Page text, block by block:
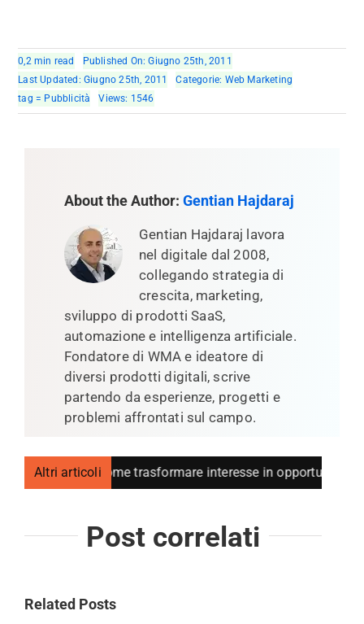
0,2 min read
Published On: Giugno 25th, 2011
Last Updated: Giugno 25th, 2011
Categorie: Web Marketing
tag = Pubblicità Views: 1546
About the Author: Gentian Hajdaraj
Gentian Hajdaraj lavora
nel digitale dal 2008,
collegando strategia di
crescita, marketing,
sviluppo di prodotti SaaS,
automazione e intelligenza artificiale.
Fondatore di WMA e ideatore di
diversi prodotti digitali, scrive
partendo da esperienze, progetti e
problemi affrontati sul campo.
Altri articoli
Generation: come trasformare interesse in opportunità
Post correlati
Related Posts